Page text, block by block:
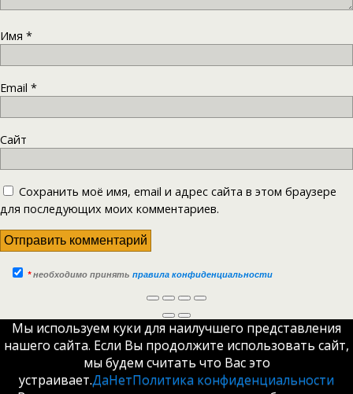
Имя *
Email *
Сайт
Сохранить моё имя, email и адрес сайта в этом браузере
для последующих моих комментариев.
*необходимо принять правила конфиденциальности
Мы используем куки для наилучшего представления
нашего сайта. Если Вы продолжите использовать сайт,
мы будем считать что Вас это
устраивает.ДаНетПолитика конфиденциальности